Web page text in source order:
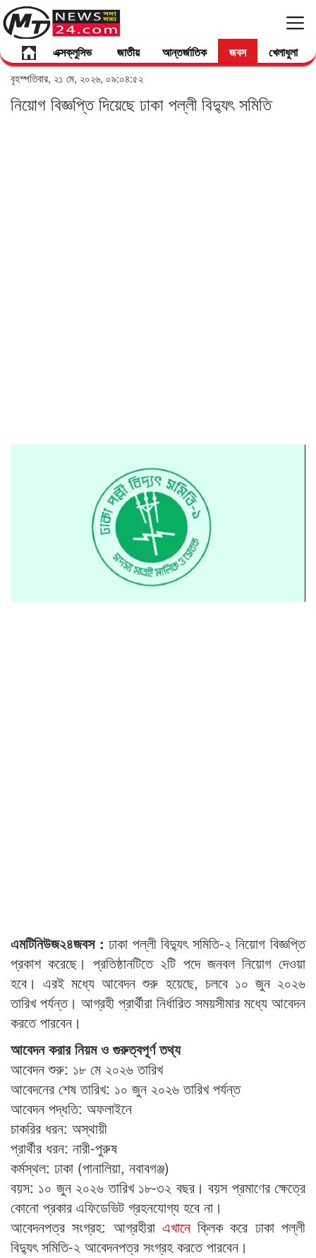
এক্সক্লুসিভ জাতীয় আন্তর্জাতিক জবস খেলাধুলা
বৃহস্পতিবার, ২১ মে, ২০২৬, ০৯:০৪:৫২
নিয়োগ বিজ্ঞপ্তি দিয়েছে ঢাকা পল্লী বিদ্যুৎ সমিতি
এমটিনিউজ২৪জবস : ঢাকা পল্লী বিদ্যুৎ সমিতি-২ নিয়োগ বিজ্ঞপ্তি
প্রকাশ করেছে। প্রতিষ্ঠানটিতে ২টি পদে জনবল নিয়োগ দেওয়া
হবে। এরই মধ্যে আবেদন শুরু হয়েছে, চলবে ১০ জুন ২০২৬
তারিখ পর্যন্ত। আগ্রহী প্রার্থীরা নির্ধারিত সময়সীমার মধ্যে আবেদন
করতে পারবেন।
আবেদন করার নিয়ম ও গুরুত্বপূর্ণ তথ্য
আবেদন শুরু: ১৮ মে ২০২৬ তারিখ
আবেদনের শেষ তারিখ: ১০ জুন ২০২৬ তারিখ পর্যন্ত
আবেদন পদ্ধতি: অফলাইনে
চাকরির ধরন: অস্থায়ী
প্রার্থীর ধরন: নারী-পুরুষ
কর্মস্থল: ঢাকা (পানালিয়া, নবাবগঞ্জ)
বয়স: ১০ জুন ২০২৬ তারিখ ১৮-৩২ বছর। বয়স প্রমাণের ক্ষেত্রে
কোনো প্রকার এফিডেভিট গ্রহনযোগ্য হবে না।
আবেদনপত্র সংগ্রহ: আগ্রহীরা এখানেক্লিক করে ঢাকা পল্লী
বিদ্যুৎ সমিতি-২ আবেদনপত্র সংগ্রহ করতে পারবেন।